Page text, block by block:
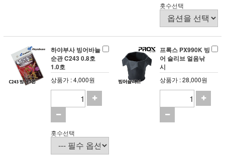
홋수선택
하야부사 빙어바늘
순관 C243 0.8호
1.0호
상품가 : 4,000원
홋수선택
프록스 PX990K 빙
어 슬리브 얼음낚
시
상품가 : 28,000원